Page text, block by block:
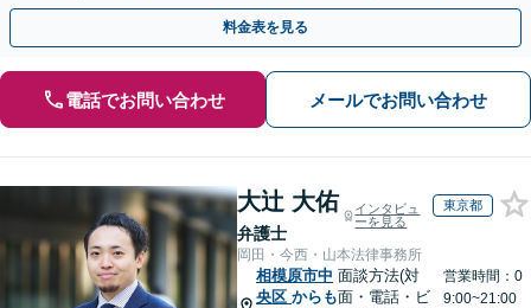
導く「相続登記義務化に対応」【WEB面談対応】
料金表を見る
電話でお問い合わせ メールでお問い合わせ
大辻 大佑
弁護士
インタビュ
ーを見る
東京都
岡田・今西・山本法律事務所
相模原市中
央区 からも
面談方法(対
面・電話・ビ
営業時間：0
9:00~21:00